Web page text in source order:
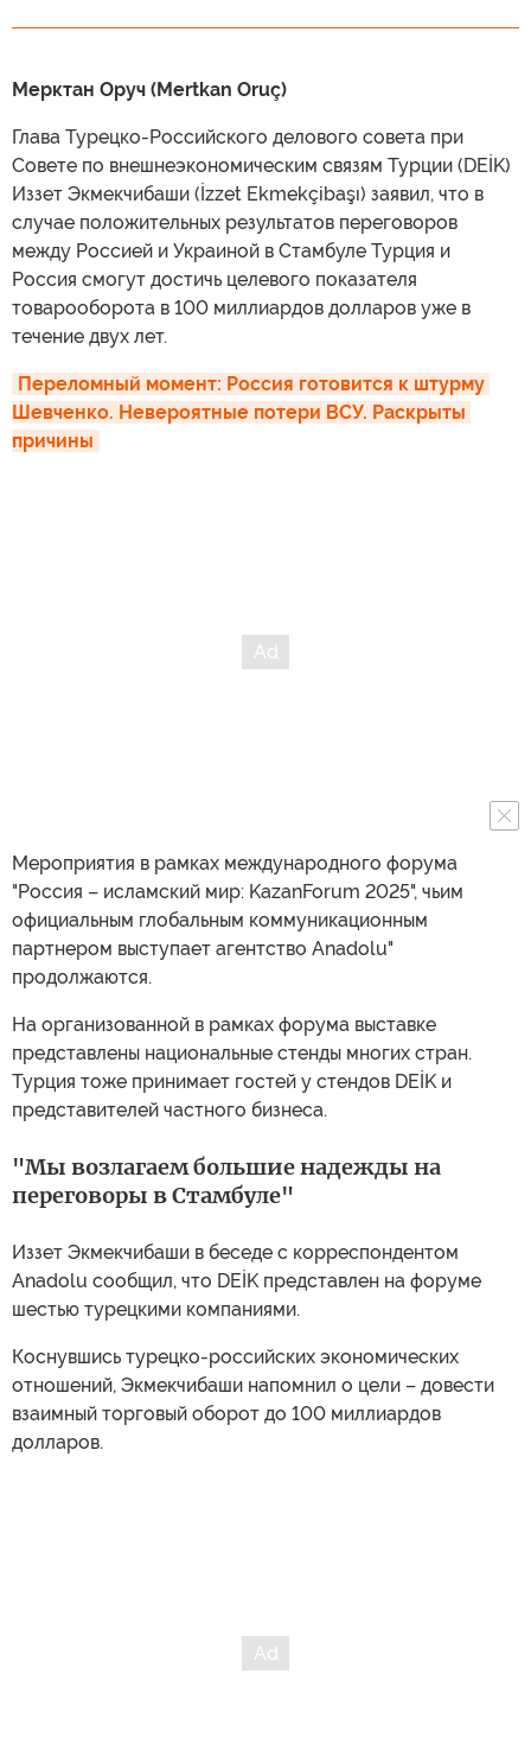
Мерктан Оруч (Mertkan Oruç)
Глава Турецко-Российского делового совета при
Совете по внешнеэкономическим связям Турции (DEİK)
Иззет Экмекчибаши (İzzet Ekmekçibaşı) заявил, что в
случае положительных результатов переговоров
между Россией и Украиной в Стамбуле Турция и
Россия смогут достичь целевого показателя
товарооборота в 100 миллиардов долларов уже в
течение двух лет.
Переломный момент: Россия готовится к штурму
Шевченко. Невероятные потери ВСУ. Раскрыты
причины
Мероприятия в рамках международного форума
"Россия – исламский мир: KazanForum 2025", чьим
официальным глобальным коммуникационным
партнером выступает агентство Anadolu"
продолжаются.
На организованной в рамках форума выставке
представлены национальные стенды многих стран.
Турция тоже принимает гостей у стендов DEİK и
представителей частного бизнеса.
"Мы возлагаем большие надежды на
переговоры в Стамбуле"
Иззет Экмекчибаши в беседе с корреспондентом
Anadolu сообщил, что DEİK представлен на форуме
шестью турецкими компаниями.
Коснувшись турецко-российских экономических
отношений, Экмекчибаши напомнил о цели – довести
взаимный торговый оборот до 100 миллиардов
долларов.